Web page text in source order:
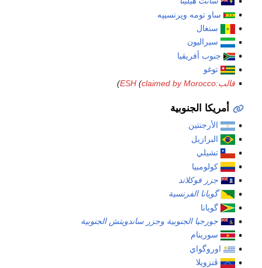
ساو تومه وپرنسيپه
سنغال
سيراليون
جنوب أفريقيا
توغو
قالب:ESH
(claimed by Morocco
)
أمريكا الجنوبية
الأرجنتين
البرازيل
تشيلي
كولومبيا
جزر فوكلاند
گويانا الفرنسية
گويانا
جورجيا الجنوبية وجزر ساندويتش الجنوبية
سورينام
اوروگواي
ڤنزويلا